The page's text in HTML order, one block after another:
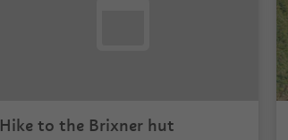
Hike to the Brixner hut